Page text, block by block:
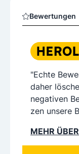
Bewertungen
"Echte
daher
negativen
zen unsere
MEHR